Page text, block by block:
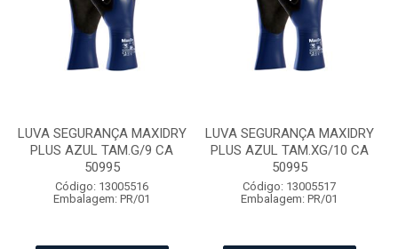
LUVA SEGURANÇA MAXIDRY
PLUS AZUL TAM.G/9 CA
50995
Código: 13005516
Embalagem: PR/01
LUVA SEGURANÇA MAXIDRY
PLUS AZUL TAM.XG/10 CA
50995
Código: 13005517
Embalagem: PR/01